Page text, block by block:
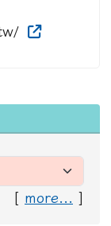
[ more... ]